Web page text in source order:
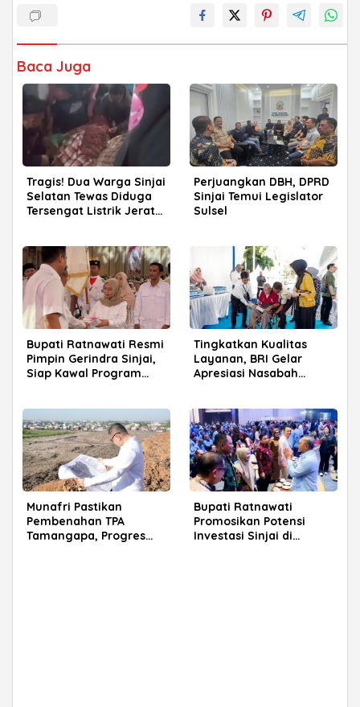
Baca Juga
Tragis! Dua Warga Sinjai
Selatan Tewas Diduga
Tersengat Listrik Jerat
Perjuangkan DBH, DPRD
Sinjai Temui Legislator
Sulsel
Bupati Ratnawati Resmi
Pimpin Gerindra Sinjai,
Siap Kawal Program
Tingkatkan Kualitas
Layanan, BRI Gelar
Apresiasi Nasabah
Munafri Pastikan
Pembenahan TPA
Tamangapa, Progres
Bupati Ratnawati
Promosikan Potensi
Investasi Sinjai di